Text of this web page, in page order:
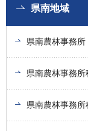
県南地域
県南農林事務所
県南農林事務
県南農林事務